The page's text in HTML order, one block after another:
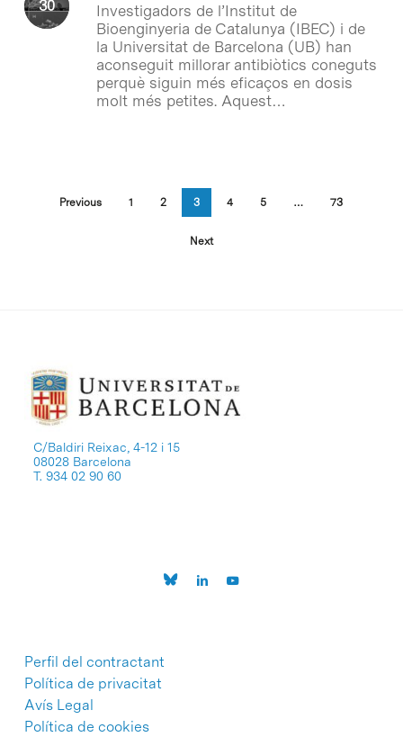
Investigadors de l’Institut de
Bioenginyeria de Catalunya (IBEC) i de
la Universitat de Barcelona (UB) han
aconseguit millorar antibiòtics coneguts
perquè siguin més eficaços en dosis
molt més petites. Aquest…
Previous 1 2 3 4 5 … 73
Next
C/Baldiri Reixac, 4-12 i 15
08028 Barcelona
T. 934 02 90 60
Perfil del contractant
Política de privacitat
Avís Legal
Política de cookies